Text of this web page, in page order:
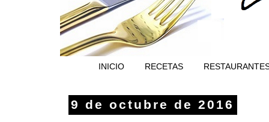
INICIO RECETAS
9 de octubre de 2016